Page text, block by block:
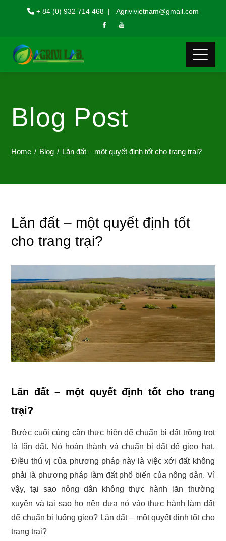
+ 84 (0) 932 714 468 | Agrivivietnam@gmail.com
Blog Post
Home Blog Lăn đất – một quyết định tốt cho trang trại?
Lăn đất – một quyết định tốt
cho trang trại?
Lăn đất – một quyết định tốt cho trang
trại?
Bước cuối cùng cần thực hiện để chuẩn bị đất trồng trọt
là lăn đất. Nó hoàn thành và chuẩn bị đất để gieo hạt.
Điều thú vị của phương pháp này là việc xới đất không
phải là phương pháp làm đất phổ biến của nông dân. Vì
vậy, tại sao nông dân không thực hành lăn thường
xuyên và tại sao họ nên đưa nó vào thực hành làm đất
để chuẩn bị luống gieo? Lăn đất – một quyết định tốt cho
trang trại?